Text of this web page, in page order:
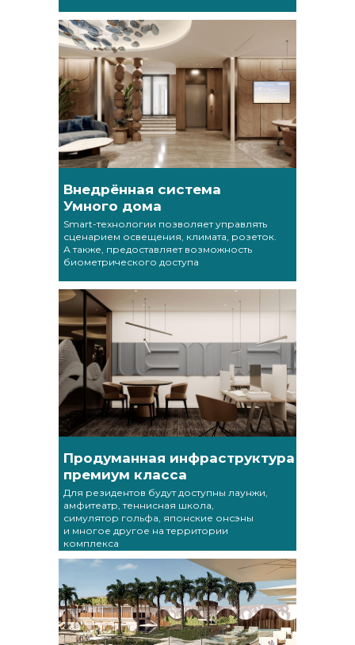
Внедрённая система
Умного дома
Smart-технологии позволяет управлять
сценарием освещения, климата, розеток.
А также, предоставляет возможность
биометрического доступа
Продуманная инфраструктура
премиум класса
Для резидентов будут доступны лаунжи,
амфитеатр, теннисная школа,
симулятор гольфа, японские онсэны
и многое другое на территории
комплекса